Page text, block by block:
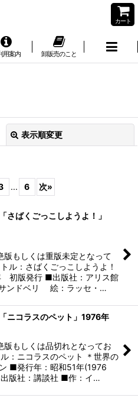
カート
用案内 卸販売のこと
表示順変更
込む
... 6 次»
さばくごっこしようよ！」
版もしくは重版未定となって
ル：さばくごっこしようよ！
初版発行 ■出版社：アリス館
ンドベリ 絵：ラッセ・…
ニコラスのペット」1976年
版もしくは品切れとなってお
：ニコラスのペット ＊世界の
■発行年：昭和51年(1976
版社：講談社 ■作：イ…